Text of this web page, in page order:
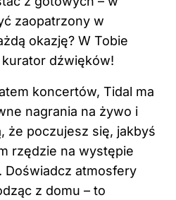
zaopatrzony w
okazję? W Tobie
dźwięków!
koncertów, Tidal ma
nagrania na żywo i
że poczujesz się, jakbyś
rzędzie na występie
Doświadcz atmosfery
z domu – to